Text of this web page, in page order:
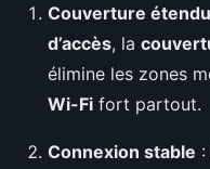
Couverture
d’accès, la
élimine les zones
Wi-Fi fort partout.
Connexion stable